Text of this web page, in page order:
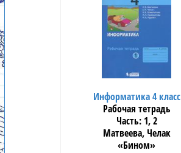
Информатика 4 класс
Рабочая тетрадь
1, 2
Матвеева, Челак
«Бином»